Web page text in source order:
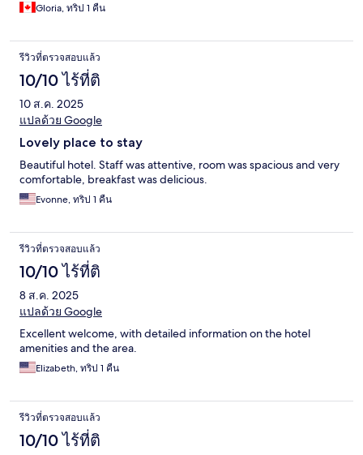
Gloria, ทริป 1 คืน
รีวิวที่ตรวจสอบแล้ว
10/10 ไร้ที่ติ
10 ส.ค. 2025
แปลด้วย Google
Lovely place to stay
Beautiful hotel. Staff was attentive, room was spacious and very
comfortable, breakfast was delicious.
Evonne, ทริป 1 คืน
รีวิวที่ตรวจสอบแล้ว
10/10 ไร้ที่ติ
8 ส.ค. 2025
แปลด้วย Google
Excellent welcome, with detailed information on the hotel
amenities and the area.
Elizabeth, ทริป 1 คืน
รีวิวที่ตรวจสอบแล้ว
10/10 ไร้ที่ติ